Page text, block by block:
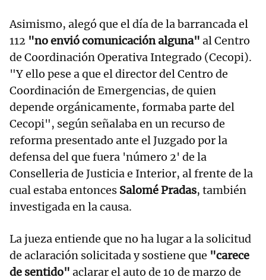
Asimismo, alegó que el día de la barrancada el
112 "no envió comunicación alguna" al Centro
de Coordinación Operativa Integrado (Cecopi).
"Y ello pese a que el director del Centro de
Coordinación de Emergencias, de quien
depende orgánicamente, formaba parte del
Cecopi", según señalaba en un recurso de
reforma presentado ante el Juzgado por la
defensa del que fuera 'número 2' de la
Conselleria de Justicia e Interior, al frente de la
cual estaba entonces Salomé Pradas, también
investigada en la causa.
La jueza entiende que no ha lugar a la solicitud
de aclaración solicitada y sostiene que "carece
de sentido" aclarar el auto de 10 de marzo de